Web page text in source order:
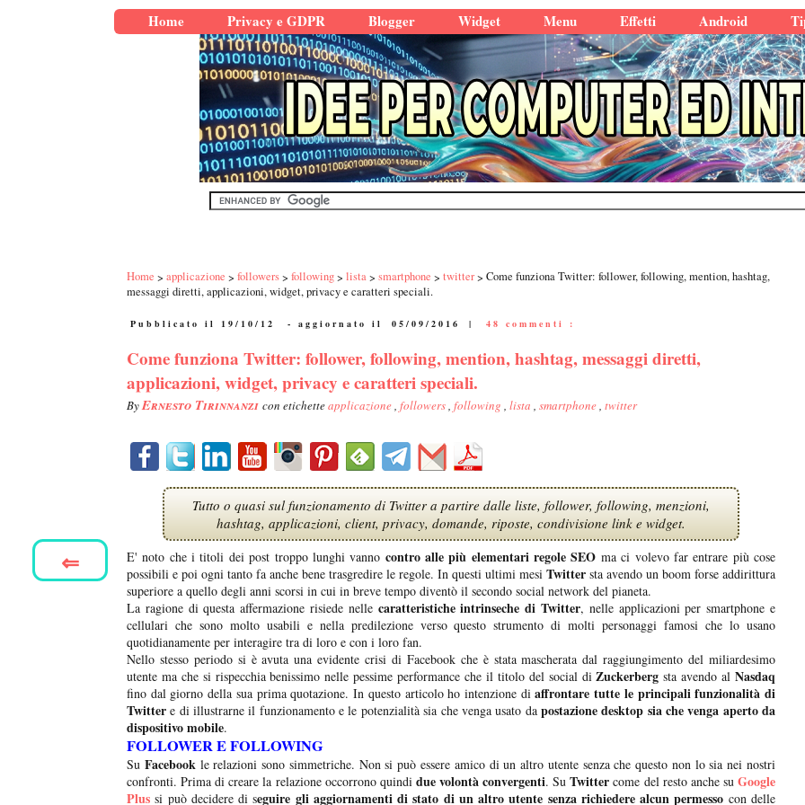
Home Privacy e GDPR Blogger Widget Menu Effetti Android
Home applicazione followers following lista smartphone twitter
Come funziona Twitter: follower, following, mention, hashtag,
messaggi diretti, applicazioni, widget, privacy e caratteri speciali.
Pubblicato il 19/10/12 - aggiornato il 05/09/2016 | 48 commenti :
Come funziona Twitter: follower, following, mention, hashtag, messaggi diretti,
applicazioni, widget, privacy e caratteri speciali.
ByErnesto Tirinnanzi con etichetteapplicazione, followers, following , lista , smartphone, twitter
Tutto o quasi sul funzionamento di Twitter a partire dalle liste, follower, following, menzioni,
hashtag, applicazioni, client, privacy, domande, riposte, condivisione link e widget.
E' noto che i titoli dei post troppo lunghi vanno contro alle più elementari regole SEO ma ci volevo far entrare più cose
possibili e poi ogni tanto fa anche bene trasgredire le regole. In questi ultimi mesi Twitter sta avendo un boom forse addirittura
superiore a quello degli anni scorsi in cui in breve tempo diventò il secondo social network del pianeta.
La ragione di questa affermazione risiede nelle caratteristiche intrinseche di Twitter, nelle applicazioni per smartphone e
cellulari che sono molto usabili e nella predilezione verso questo strumento di molti personaggi famosi che lo usano
quotidianamente per interagire tra di loro e con i loro fan.
Nello stesso periodo si è avuta una evidente crisi di Facebook che è stata mascherata dal raggiungimento del miliardesimo
utente ma che si rispecchia benissimo nelle pessime performance che il titolo del social diZuckerberg sta avendo al Nasdaq
fino dal giorno della sua prima quotazione. In questo articolo ho intenzione diaffrontare tutte le principali funzionalità di
Twitter e di illustrarne il funzionamento e le potenzialità sia che venga usato da postazione desktop sia che venga aperto da
dispositivo mobile.
FOLLOWER E FOLLOWING
Su Facebook le relazioni sono simmetriche. Non si può essere amico di un altro utente senza che questo non lo sia nei nostri
confronti. Prima di creare la relazione occorrono quindi due volontà convergenti. SuTwitter come del resto anche suGoogle
Plus si può decidere di seguire gli aggiornamenti di stato di un altro utente senza richiedere alcun permesso con delle
⇐